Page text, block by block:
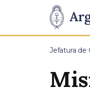
Presidencia
de
Pasar al contenido
Jefatura de